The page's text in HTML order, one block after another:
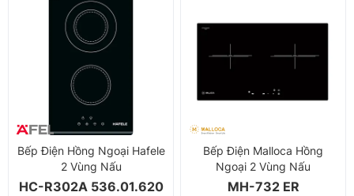
Bếp Điện Hồng Ngoại Hafele
2 Vùng Nấu
HC-R302A 536.01.620
Bếp Điện Malloca Hồng
Ngoại 2 Vùng Nấu
MH-732 ER